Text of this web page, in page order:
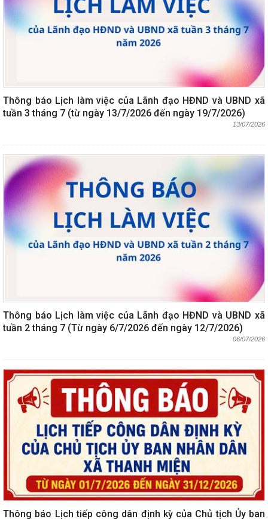
Thông báo Lịch làm việc của Lãnh đạo HĐND và UBND xã
tuần 3 tháng 7 (từ ngày 13/7/2026 đến ngày 19/7/2026)
13/07/2026
Thông báo Lịch làm việc của Lãnh đạo HĐND và UBND xã
tuần 2 tháng 7 (Từ ngày 6/7/2026 đến ngày 12/7/2026)
06/07/2026
Thông báo Lịch tiếp công dân định kỳ của Chủ tịch Ủy ban